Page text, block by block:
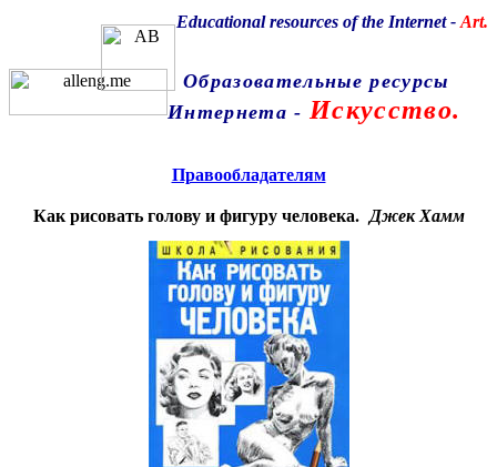
Educational resources of the Internet- Art.
Образовательные ресурсы
Интернета -Искусство.
Правообладателям
Как рисовать голову и фигуру человека.Джек Хамм